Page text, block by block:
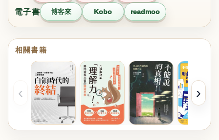
電子書 博客來 Kobo readmoo
相關書籍
‹ ›